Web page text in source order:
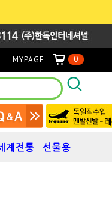
MYPAGE 0
계전통 선물용